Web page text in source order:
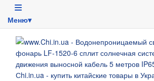
Меню▾